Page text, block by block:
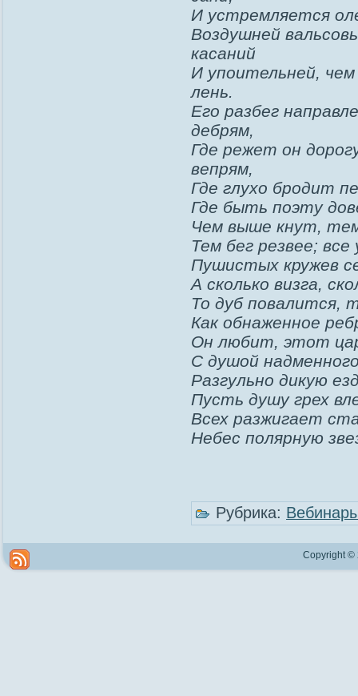
И устремляется
Воздушней
касаний
И упоительней, чем
лень.
Его разбег
дебрям,
Где режет он
вепрям,
Где глухо бродит
Где быть поэту
Чем выше кнут,
Тем бег резвее; все
Пушистых кружев
А сколько визга,
То дуб повалится,
Как обнаженное
Он любит, этот
С душой
Разгульно дикую
Пусть душу грех
Всех разжигает
Небес полярную
Рубрика:
Copyright